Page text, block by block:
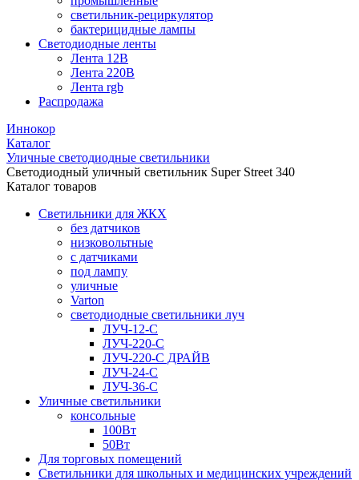
светильник-рециркулятор
бактерицидные лампы
Светодиодные ленты
Лента 12В
Лента 220В
Лента rgb
Распродажа
Иннокор
Каталог
Уличные светодиодные светильники
Светодиодный уличный светильник Super Street 340
Каталог товаров
Светильники для ЖКХ
без датчиков
низковольтные
с датчиками
под лампу
уличные
Varton
светодиодные светильники луч
ЛУЧ-12-С
ЛУЧ-220-С
ЛУЧ-220-С ДРАЙВ
ЛУЧ-24-С
ЛУЧ-36-С
Уличные светильники
консольные
100Вт
50Вт
Для торговых помещений
Светильники для школьных и медицинских учреждений